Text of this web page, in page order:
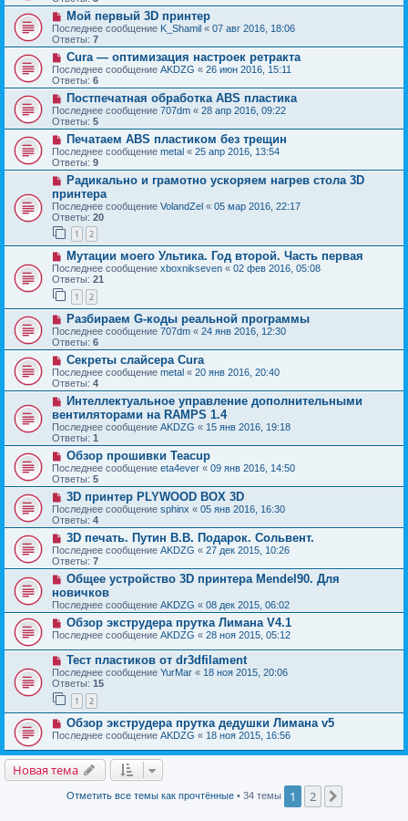
Мой первый 3D принтер
Последнее сообщение K_Shamil « 07 авг 2016, 18:06
Ответы: 7
Cura — оптимизация настроек ретракта
Последнее сообщение AKDZG « 26 июн 2016, 15:11
Ответы: 6
Постпечатная обработка ABS пластика
Последнее сообщение 707dm « 28 апр 2016, 09:22
Ответы: 5
Печатаем ABS пластиком без трещин
Последнее сообщение metal « 25 апр 2016, 13:54
Ответы: 9
Радикально и грамотно ускоряем нагрев стола 3D
принтера
Последнее сообщение VolandZel « 05 мар 2016, 22:17
Ответы: 20
1 2
Мутации моего Ультика. Год второй. Часть первая
Последнее сообщение xboxnikseven « 02 фев 2016, 05:08
Ответы: 21
1 2
Разбираем G-коды реальной программы
Последнее сообщение 707dm « 24 янв 2016, 12:30
Ответы: 6
Секреты слайсера Cura
Последнее сообщение metal « 20 янв 2016, 20:40
Ответы: 4
Интеллектуальное управление дополнительными
вентиляторами на RAMPS 1.4
Последнее сообщение AKDZG « 15 янв 2016, 19:18
Ответы: 1
Обзор прошивки Teacup
Последнее сообщение eta4ever « 09 янв 2016, 14:50
Ответы: 5
3D принтер PLYWOOD BOX 3D
Последнее сообщение sphinx « 05 янв 2016, 16:30
Ответы: 4
3D печать. Путин В.В. Подарок. Сольвент.
Последнее сообщение AKDZG « 27 дек 2015, 10:26
Ответы: 7
Общее устройство 3D принтера Mendel90. Для
новичков
Последнее сообщение AKDZG « 08 дек 2015, 06:02
Обзор экструдера прутка Лимана V4.1
Последнее сообщение AKDZG « 28 ноя 2015, 05:12
Тест пластиков от dr3dfilament
Последнее сообщение YurMar « 18 ноя 2015, 20:06
Ответы: 15
1 2
Обзор экструдера прутка дедушки Лимана v5
Последнее сообщение AKDZG « 18 ноя 2015, 16:56
Новая тема
Отметить все темы как прочтённые• 34 темы 1 2